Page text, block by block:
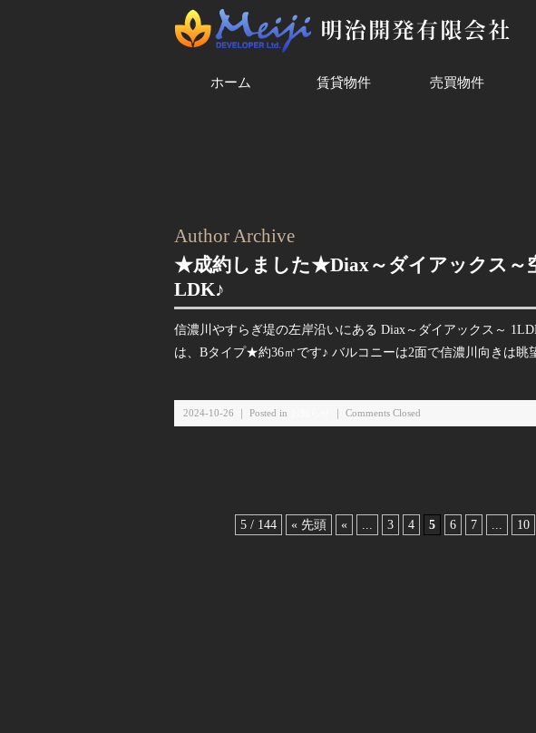
ホーム 賃貸物件 売買物件
Author Archive
★成約しました★Diax～ダイアックス～
LDK♪
信濃川やすらぎ堤の左岸沿いにある Diax～ダイアックス～
は、Bタイプ★約36㎡です♪ バルコニーは2面で信濃川向きは眺
2024-10-26 ｜ Posted in Comments Closed
5 / 144 « 先頭 « ... 3 4 5 6 7 ... 10